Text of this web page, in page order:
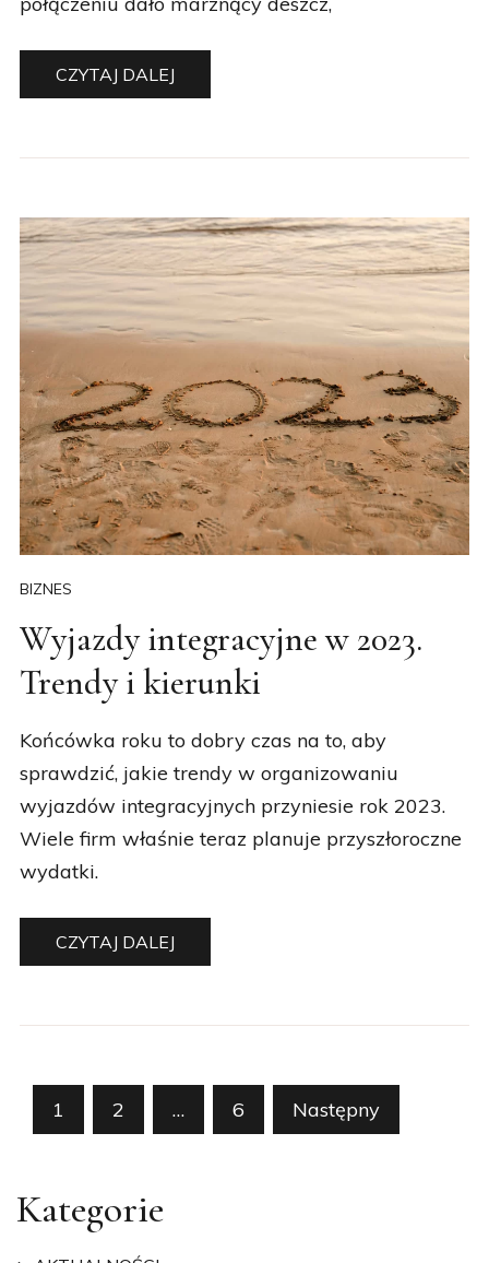
BIZNES
Wyjazdy integracyjne w 2023.
Trendy i kierunki
Końcówka roku to dobry czas na to, aby
sprawdzić, jakie trendy w organizowaniu
wyjazdów integracyjnych przyniesie rok 2023.
Wiele firm właśnie teraz planuje przyszłoroczne
wydatki.
wpisów
AKTUALNOŚCI